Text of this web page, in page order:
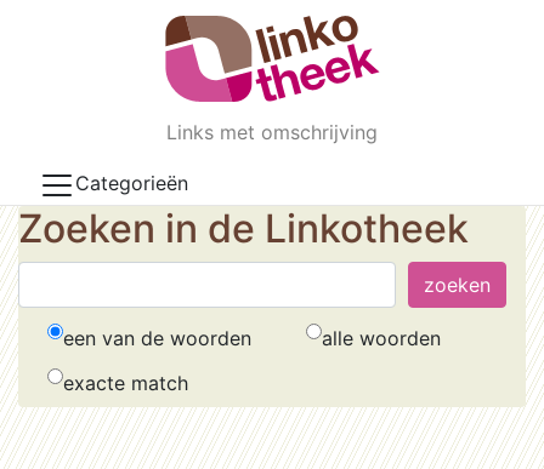
Skip to main content
Links met omschrijving
Categorieën
Zoeken in de Linkotheek
een van de woorden
alle woorden
exacte match